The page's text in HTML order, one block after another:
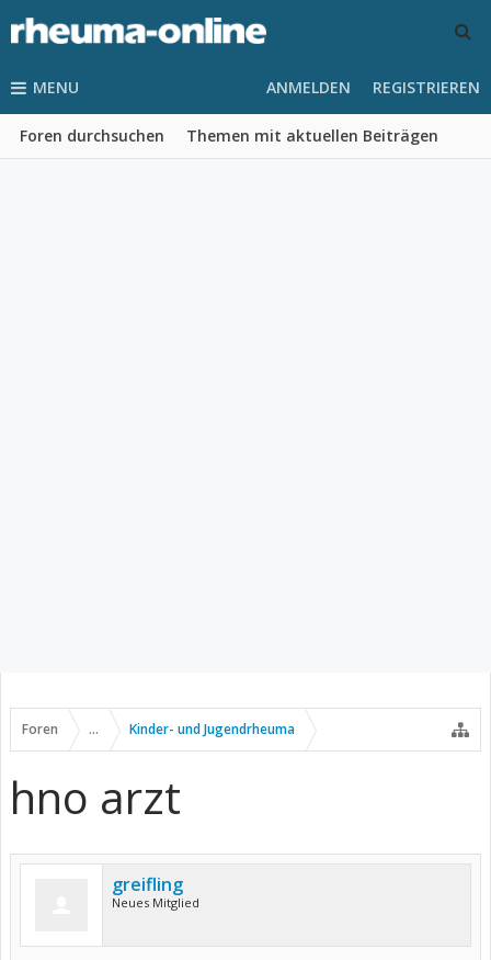
MENU
Foren durchsuchen Themen mit aktuellen Beiträgen
ANMELDEN REGISTRIEREN
Foren ... Kinder- und Jugendrheuma
hno arzt
greifling
Neues Mitglied